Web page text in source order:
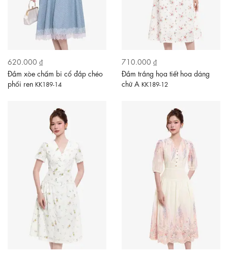
620.000 ₫
Đầm xòe chấm bi cổ đắp chéo
phối ren KK189-14
710.000 ₫
Đầm trắng họa tiết hoa dáng
chữ A KK189-12